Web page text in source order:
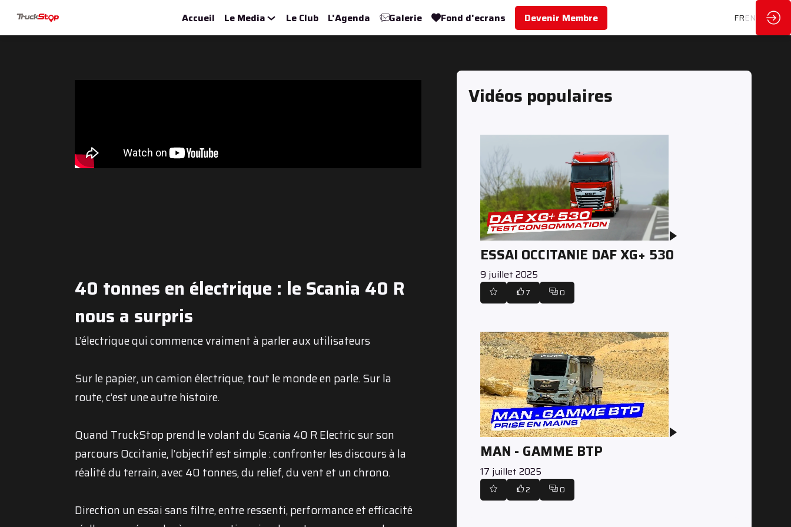
Accueil Le Media Le Club L'Agenda Galerie Fond d'ecrans Devenir Membre FREN
40 tonnes en électrique : le Scania 40 R
nous a surpris
L’électrique qui commence vraiment à parler aux utilisateurs
Sur le papier, un camion électrique, tout le monde en parle. Sur la
route, c’est une autre histoire.
Quand TruckStop prend le volant du Scania 40 R Electric sur son
parcours Occitanie, l’objectif est simple : confronter les discours à la
réalité du terrain, avec 40 tonnes, du relief, du vent et un chrono.
Direction un essai sans filtre, entre ressenti, performance et efficacité
Vidéos populaires
ESSAI OCCITANIE DAF XG+ 530
9 juillet 2025
7 0
MAN - GAMME BTP
17 juillet 2025
2 0